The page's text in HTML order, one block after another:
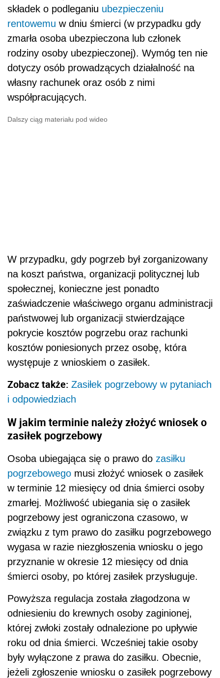
składek o podleganiu ubezpieczeniu
rentowemu w dniu śmierci (w przypadku gdy
zmarła osoba ubezpieczona lub członek
rodziny osoby ubezpieczonej). Wymóg ten nie
dotyczy osób prowadzących działalność na
własny rachunek oraz osób z nimi
współpracujących.
Dalszy ciąg materiału pod wideo
W przypadku, gdy pogrzeb był zorganizowany
na koszt państwa, organizacji politycznej lub
społecznej, konieczne jest ponadto
zaświadczenie właściwego organu administracji
państwowej lub organizacji stwierdzające
pokrycie kosztów pogrzebu oraz rachunki
kosztów poniesionych przez osobę, która
występuje z wnioskiem o zasiłek.
Zobacz także: Zasiłek pogrzebowy w pytaniach
i odpowiedziach
W jakim terminie należy złożyć wniosek o
zasiłek pogrzebowy
Osoba ubiegająca się o prawo do zasiłku
pogrzebowego musi złożyć wniosek o zasiłek
w terminie 12 miesięcy od dnia śmierci osoby
zmarłej. Możliwość ubiegania się o zasiłek
pogrzebowy jest ograniczona czasowo, w
związku z tym prawo do zasiłku pogrzebowego
wygasa w razie niezgłoszenia wniosku o jego
przyznanie w okresie 12 miesięcy od dnia
śmierci osoby, po której zasiłek przysługuje.
Powyższa regulacja została złagodzona w
odniesieniu do krewnych osoby zaginionej,
której zwłoki zostały odnalezione po upływie
roku od dnia śmierci. Wcześniej takie osoby
były wyłączone z prawa do zasiłku. Obecnie,
jeżeli zgłoszenie wniosku o zasiłek pogrzebowy